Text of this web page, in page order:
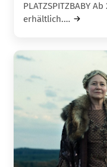
PLATZSPITZBABY
erhältlich.…